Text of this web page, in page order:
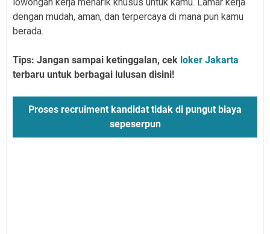
dengan mudah, aman, dan terpercaya di mana pun kamu
berada.
Tips: Jangan sampai ketinggalan, cek loker Jakarta
terbaru untuk berbagai lulusan disini!
Proses recruiment kandidat tidak di pungut biaya
sepeserpun